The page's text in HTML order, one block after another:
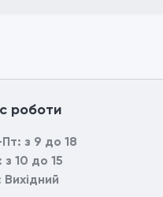
роботи
з 9 до 18
з 10 до 15